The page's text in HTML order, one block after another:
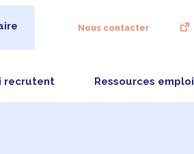
Nous contacter
recrutent Ressources emploi